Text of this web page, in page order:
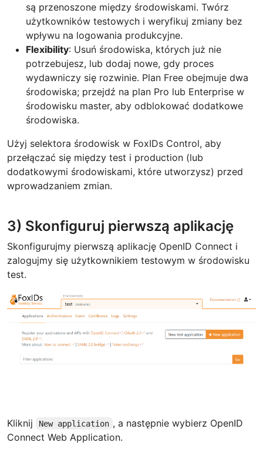
są przenoszone między środowiskami. Twórz
użytkowników testowych i weryfikuj zmiany bez
wpływu na logowania produkcyjne.
Flexibility: Usuń środowiska, których już nie
potrzebujesz, lub dodaj nowe, gdy proces
wydawniczy się rozwinie. Plan Free obejmuje dwa
środowiska; przejdź na plan Pro lub Enterprise w
środowisku master, aby odblokować dodatkowe
środowiska.
Użyj selektora środowisk w FoxIDs Control, aby
przełączać się między test i production (lub
dodatkowymi środowiskami, które utworzysz) przed
wprowadzaniem zmian.
3) Skonfiguruj pierwszą aplikację
Skonfigurujmy pierwszą aplikację OpenID Connect i
zalogujmy się użytkownikiem testowym w środowisku
test.
Kliknij New application , a następnie wybierz OpenID
Connect Web Application.